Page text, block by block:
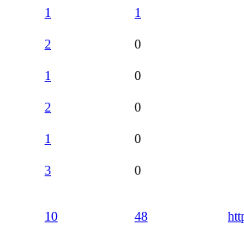
1 1
2 0
1 0
2 0
1 0
3 0
10 48